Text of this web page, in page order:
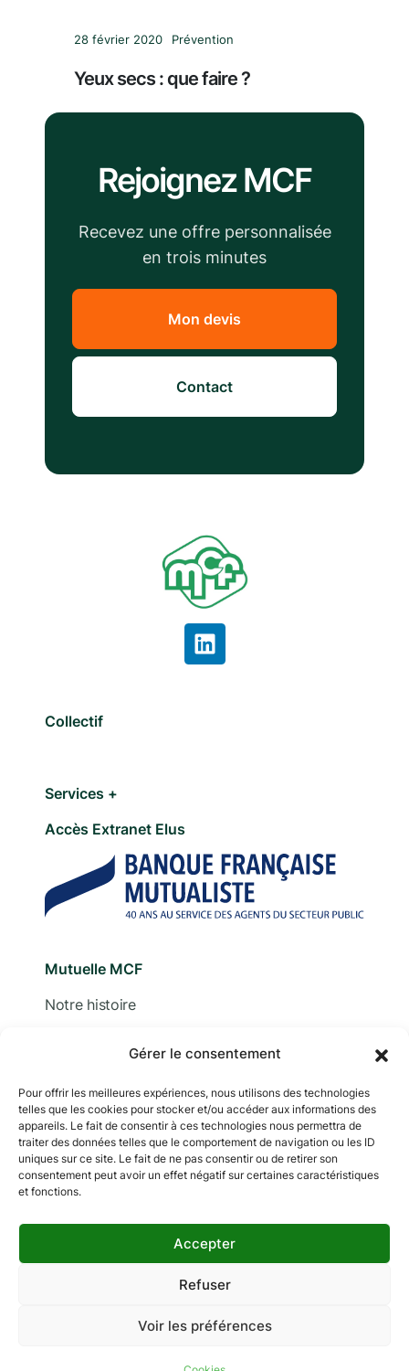
Gérer le consentement
Pour offrir les meilleures expériences, nous utilisons des technologies
telles que les cookies pour stocker et/ou accéder aux informations des
appareils. Le fait de consentir à ces technologies nous permettra de
traiter des données telles que le comportement de navigation ou les ID
uniques sur ce site. Le fait de ne pas consentir ou de retirer son
consentement peut avoir un effet négatif sur certaines caractéristiques
et fonctions.
Accepter
Refuser
Voir les préférences
28 février 2020 Prévention
Yeux secs : que faire ?
Rejoignez MCF
Recevez une offre personnalisée
en trois minutes
Mon devis
Contact
Collectif
Services +
Accès Extranet Elus
Mutuelle MCF
Notre histoire
Adhérer
Documentation
Copyright © 2024 MCF. Tous droits réservés
Les photographies sur ce site sont © iStock sauf